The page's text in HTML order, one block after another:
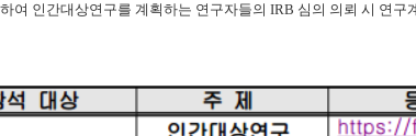
여 인간대상연구를 계획하는 연구자들의 IRB 심의 의뢰 시 연